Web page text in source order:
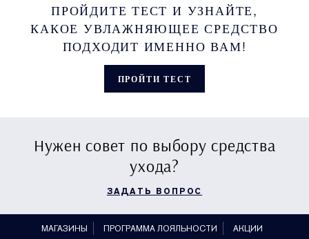
ПРОЙДИТЕ ТЕСТ И УЗНАЙТЕ,
КАКОЕ УВЛАЖНЯЮЩЕЕ СРЕДСТВО
ПОДХОДИТ ИМЕННО ВАМ!
ПРОЙТИ ТЕСТ
Нужен совет по выбору средства
ухода?
ЗАДАТЬ ВОПРОС
МАГАЗИНЫ ПРОГРАММА ЛОЯЛЬНОСТИ АКЦИИ